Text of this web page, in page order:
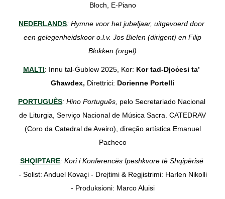
Bloch, E-Piano
NEDERLANDS: Hymne voor het jubeljaar, uitgevoerd door
een gelegenheidskoor o.l.v. Jos Bielen (dirigent) en Filip
Blokken (orgel)
MALTI: Innu tal-Ġublew 2025, Kor: Kor tad-Djoċesi ta’
Għawdex, Direttriċi: Dorienne Portelli
PORTUGUÊS: Hino Português, pelo Secretariado Nacional
de Liturgia, Serviço Nacional de Música Sacra. CATEDRAV
(Coro da Catedral de Aveiro), direção artística Emanuel
Pacheco
SHQIPTARE: Kori i Konferencës Ipeshkvore të Shqipërisë
- Solist: Anduel Kovaçi - Drejtimi & Regjistrimi: Harlen Nikolli
- Produksioni: Marco Aluisi